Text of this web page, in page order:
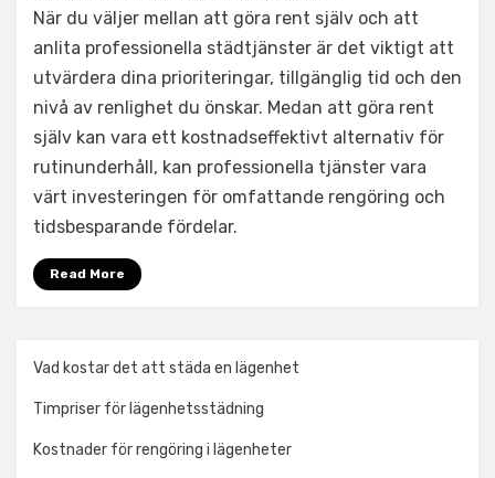
När du väljer mellan att göra rent själv och att
anlita professionella städtjänster är det viktigt att
utvärdera dina prioriteringar, tillgänglig tid och den
nivå av renlighet du önskar. Medan att göra rent
själv kan vara ett kostnadseffektivt alternativ för
rutinunderhåll, kan professionella tjänster vara
värt investeringen för omfattande rengöring och
tidsbesparande fördelar.
Read More
Vad kostar det att städa en lägenhet
Timpriser för lägenhetsstädning
Kostnader för rengöring i lägenheter